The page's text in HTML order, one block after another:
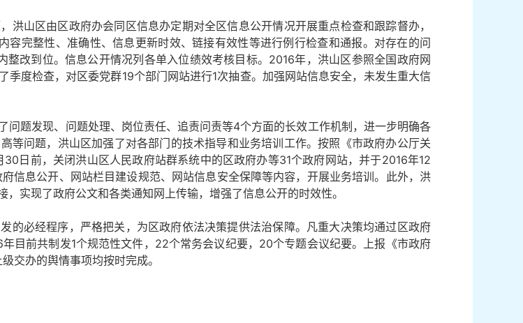
山区由区政府办会同区信息办定期对全区信息公开情况开展重点检查和跟踪督办，
完整性、准确性、信息更新时效、链接有效性等进行例行检查和通报。对存在的问
改到位。信息公开情况列各单入位绩效考核目标。2016年，洪山区参照全国政府网
度检查，对区委党群19个部门网站进行1次抽查。加强网站信息安全，未发生重大信
题发现、问题处理、岗位责任、追责问责等4个方面的长效工作机制，进一步明确各
等问题，洪山区加强了对各部门的技术指导和业务培训工作。按照《市政府办公厅关
30日前，关闭洪山区人民政府站群系统中的区政府办等31个政府网站，并于2016年12
信息公开、网站栏目建设规范、网站信息安全保障等内容，开展业务培训。此外，洪
实现了政府公文和各类通知网上传输，增强了信息公开的时效性。
的必经程序，严格把关，为区政府依法决策提供法治保障。凡重大决策均通过区政府
目前共制发1个规范性文件，22个常务会议纪要，20个专题会议纪要。上报《市政府
交办的舆情事项均按时完成。